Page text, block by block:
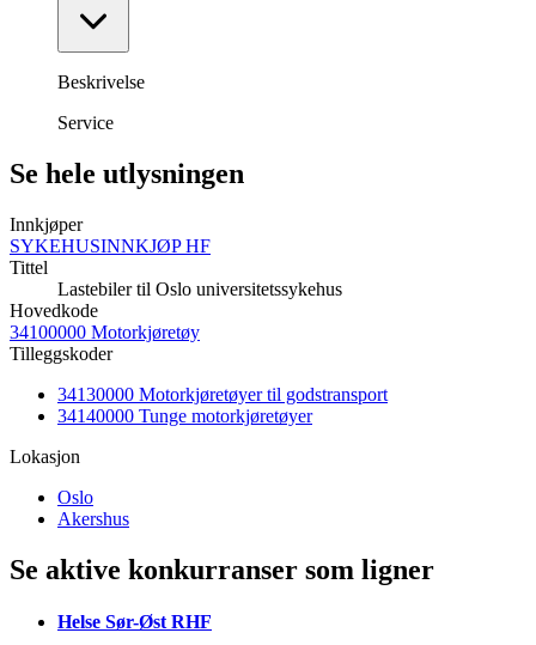
Beskrivelse
Service
Se hele utlysningen
Innkjøper
SYKEHUSINNKJØP HF
Tittel
Lastebiler til Oslo universitetssykehus
Hovedkode
34100000 Motorkjøretøy
Tilleggskoder
34130000 Motorkjøretøyer til godstransport
34140000 Tunge motorkjøretøyer
Lokasjon
Oslo
Akershus
Se aktive konkurranser som ligner
Helse Sør-Øst RHF